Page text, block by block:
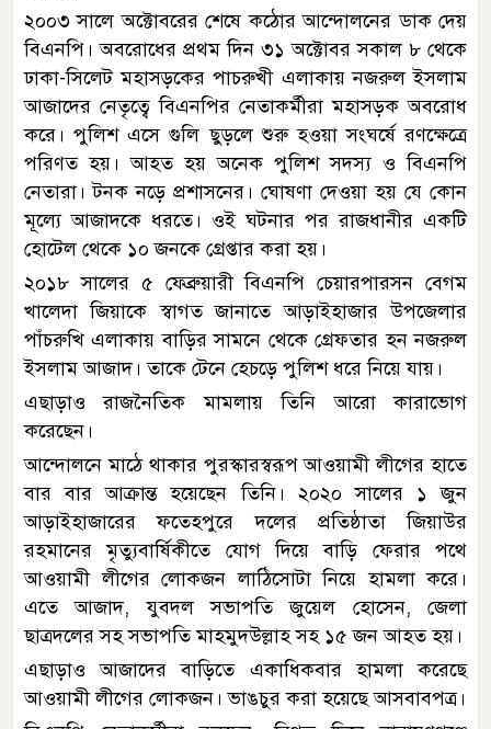
২০০৩ সালে অক্টোবরের শেষে কঠোর আন্দোলনের ডাক দেয়
বিএনপি। অবরোধের প্রথম দিন ৩১ অক্টোবর সকাল ৮ থেকে
ঢাকা-সিলেট মহাসড়কের পাচরুখী এলাকায় নজরুল ইসলাম
আজাদের নেতৃত্বে বিএনপির নেতাকর্মীরা মহাসড়ক অবরোধ
করে। পুলিশ এসে গুলি ছুড়লে শুরু হওয়া সংঘর্ষে রণক্ষেত্রে
পরিণত হয়। আহত হয় অনেক পুলিশ সদস্য ও বিএনপি
নেতারা। টনক নড়ে প্রশাসনের। ঘোষণা দেওয়া হয় যে কোন
মূল্যে আজাদকে ধরতে। ওই ঘটনার পর রাজধানীর একটি
হোটেল থেকে ১০ জনকে গ্রেপ্তার করা হয়।
২০১৮ সালের ৫ ফেব্রুয়ারী বিএনপি চেয়ারপারসন বেগম
খালেদা জিয়াকে স্বাগত জানাতে আড়াইহাজার উপজেলার
পাঁচরুখি এলাকায় বাড়ির সামনে থেকে গ্রেফতার হন নজরুল
ইসলাম আজাদ। তাকে টেনে হেচড়ে পুলিশ ধরে নিয়ে যায়।
এছাড়াও রাজনৈতিক মামলায় তিনি আরো কারাভোগ
করেছেন।
আন্দোলনে মাঠে থাকার পুরস্কারস্বরূপ আওয়ামী লীগের হাতে
বার বার আক্রান্ত হয়েছেন তিনি। ২০২০ সালের ১ জুন
আড়াইহাজারের ফতেহপুরে দলের প্রতিষ্ঠাতা জিয়াউর
রহমানের মৃত্যুবার্ষিকীতে যোগ দিয়ে বাড়ি ফেরার পথে
আওয়ামী লীগের লোকজন লাঠিসোটা নিয়ে হামলা করে।
এতে আজাদ, যুবদল সভাপতি জুয়েল হোসেন, জেলা
ছাত্রদলের সহ সভাপতি মাহমুদউল্লাহ সহ ১৫ জন আহত হয়।
এছাড়াও আজাদের বাড়িতে একাধিকবার হামলা করেছে
আওয়ামী লীগের লোকজন। ভাঙচুর করা হয়েছে আসবাবপত্র।